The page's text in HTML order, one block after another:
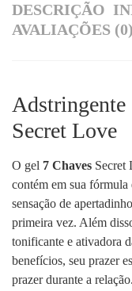
DESCRIÇÃO
AVALIAÇÕES (0)
Adstringente
Secret Love
O gel 7 Chaves Secret
contém em sua
sensação de
primeira vez. Além
tonificante e ativadora
benefícios, seu prazer
prazer durante a